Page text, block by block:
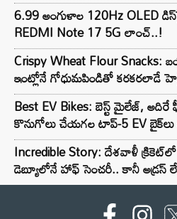
6.99 అంగుళాల 120Hz OLED
REDMI Note 17 5G లాంచ్..!
Crispy Wheat Flour Snacks:
ఇంట్లోనే గోధుమపిండితో కరకరలాడే
Best EV Bikes: బెస్ట్ మైలేజ్, అదిరే
కొనుగోలు చేయగల టాప్-5 EV
Incredible Story: దేశవాళీ
డెబ్యూలోనే హాఫ్ సెంచరీ.. కానీ